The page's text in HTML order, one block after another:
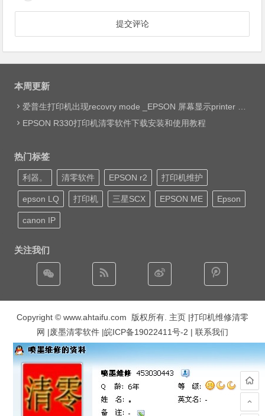
本周更新
爱普生打印机出现recovry mode _EPSON 屏幕显示printer mode set jig网络远程维修
EPSON R330打印机清零软件下载安装和使用教程
热门标签
利器。 清零软件 EPSON r2 打印机维护
epson LQ 打印机 三星SCX EPSON ME Epson
canon IP
关注我们
Copyright © www.ahtaifu.com 版权所有. 主页 |打印机维修清零
网 |废墨清零软件 |皖ICP备19022411号-2 | 联系我们